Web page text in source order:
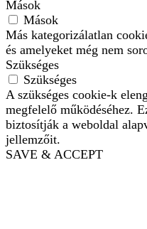
Mások
Mások
Más kategorizálatlan
és amelyeket még nem
Szükséges
Szükséges
A szükséges cookie-k
megfelelő működéséhez.
biztosítják a weboldal
jellemzőit.
SAVE & ACCEPT